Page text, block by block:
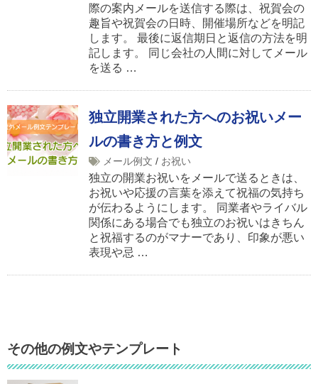
際の案内メールを送信する際は、祝賀会の
趣旨や祝賀会の日時、開催場所などを明記
します。 最後に返信期日と返信の方法を明
記します。 同じ会社の人間に対してメール
を送る …
独立開業された方へのお祝いメー
ルの書き方と例文
メール例文 / お祝い
独立の開業お祝いをメールで送るときは、
お祝いや応援の言葉を添えて祝福の気持ち
が伝わるようにします。 同業者やライバル
関係にある場合でも独立のお祝いはきちん
と祝福するのがマナーであり、印象が悪い
表現や忌 …
その他の例文やテンプレート